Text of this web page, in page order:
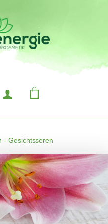
- Gesichtsseren